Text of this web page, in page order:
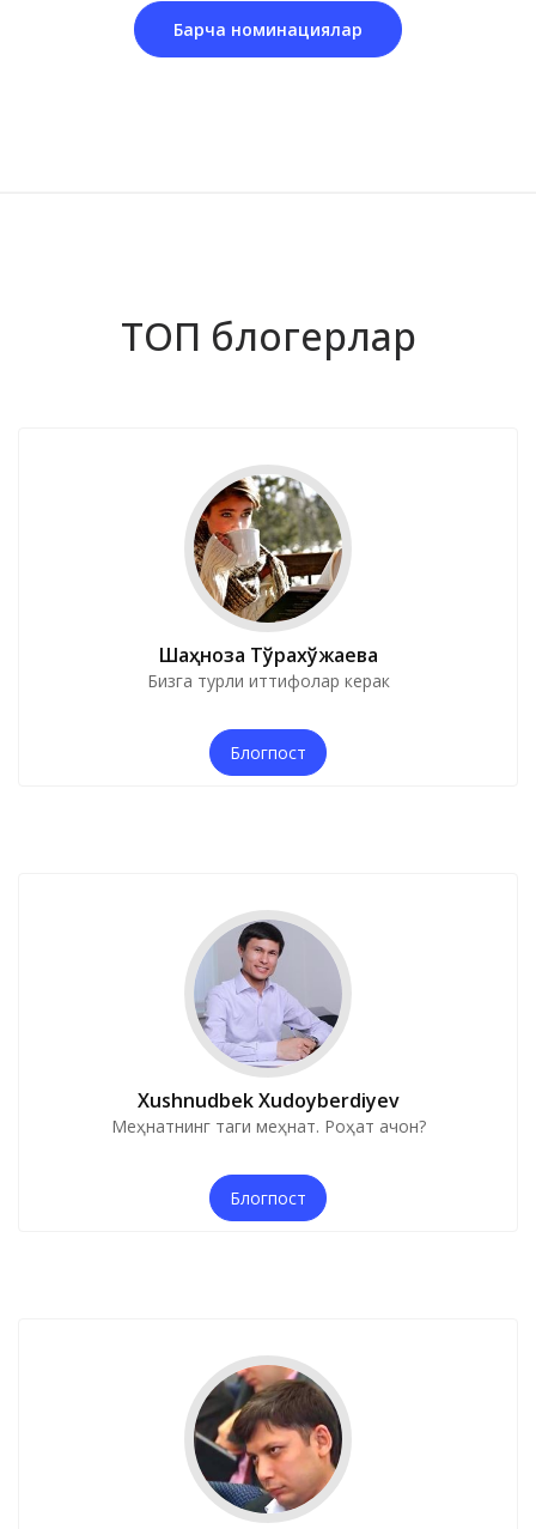
Барча номинациялар
ТОП блогерлар
Шаҳноза Тўрахўжаева
Бизга турли иттифоқлар керак
Блогпост
Xushnudbek Xudoyberdiyev
Меҳнатнинг таги меҳнат. Роҳат қачон?
Блогпост